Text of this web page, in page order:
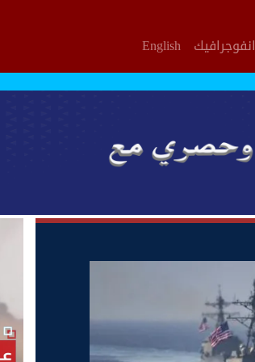
انفوجرافيك English